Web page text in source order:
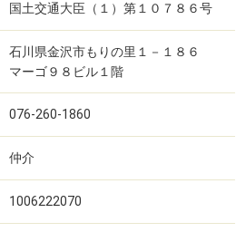
国土交通大臣（１）第１０７８６号
石川県金沢市もりの里１－１８６
マーゴ９８ビル１階
076-260-1860
仲介
1006222070